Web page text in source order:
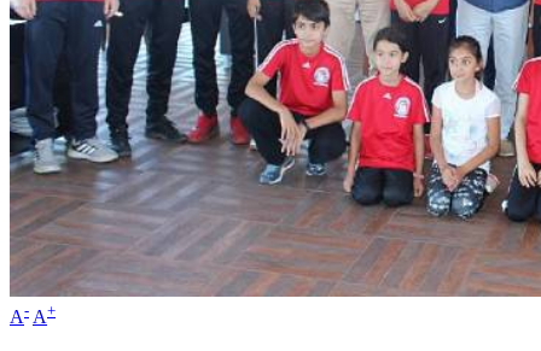
A- A+